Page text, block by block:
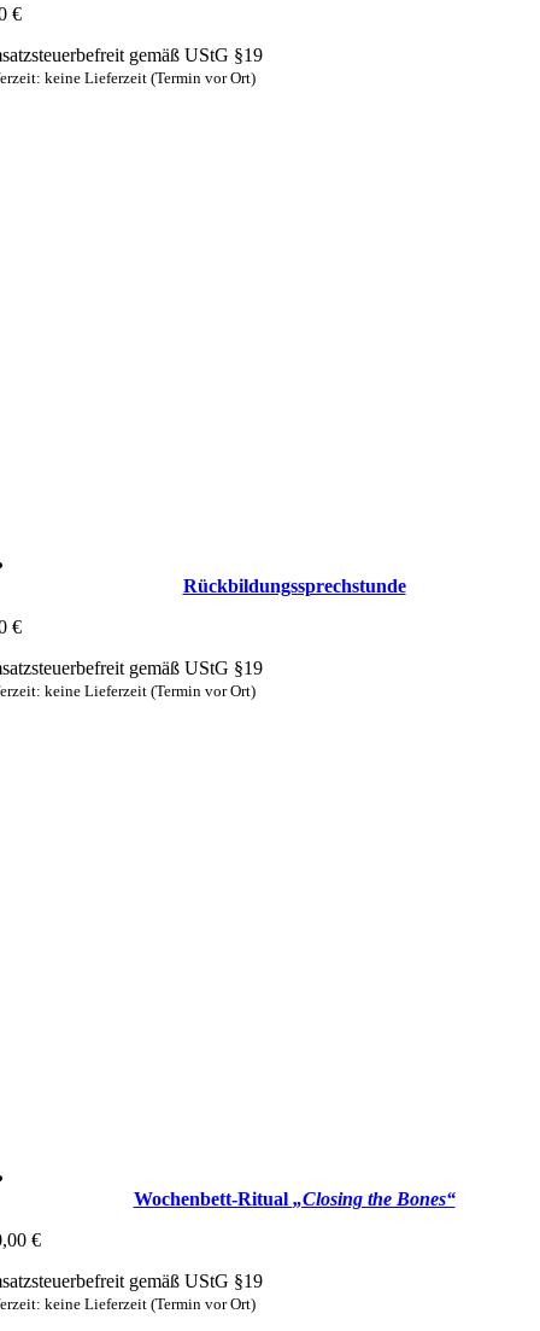
€
gemäß UStG §19
keine Lieferzeit (Termin vor Ort)
Rückbildungs­sprechstunde
€
gemäß UStG §19
keine Lieferzeit (Termin vor Ort)
Wochenbett-Ritual „Closing the Bones“
€
gemäß UStG §19
keine Lieferzeit (Termin vor Ort)